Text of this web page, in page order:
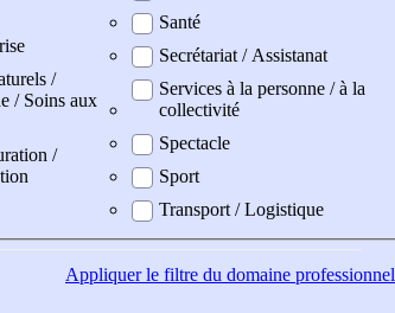
/
/ Soins aux
/
Santé
Secrétariat / Assistanat
Services à la personne / à la
collectivité
Spectacle
Sport
Transport / Logistique
Appliquerle filtre du domaine professionnel